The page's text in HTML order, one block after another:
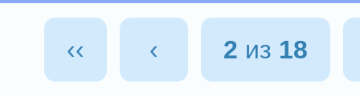
‹‹ ‹ 2 из 18